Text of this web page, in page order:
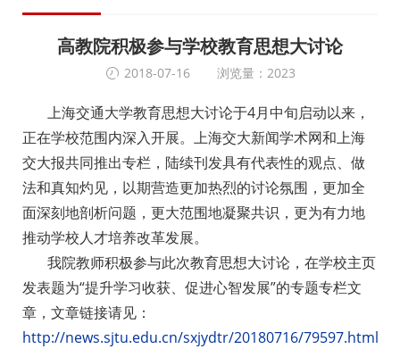
高教院积极参与学校教育思想大讨论
2018-07-16 浏览量：2023
上海交通大学教育思想大讨论于4月中旬启动以来，
正在学校范围内深入开展。上海交大新闻学术网和上海
交大报共同推出专栏，陆续刊发具有代表性的观点、做
法和真知灼见，以期营造更加热烈的讨论氛围，更加全
面深刻地剖析问题，更大范围地凝聚共识，更为有力地
推动学校人才培养改革发展。
我院教师积极参与此次教育思想大讨论，在学校主页
发表题为“提升学习收获、促进心智发展”的专题专栏文
章，文章链接请见：
http://news.sjtu.edu.cn/sxjydtr/20180716/79597.html